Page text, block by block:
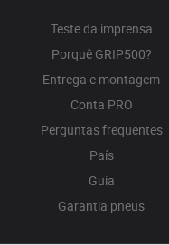
Teste da imprensa
Porquê GRIP500?
Entrega e montagem
Conta PRO
Perguntas frequentes
País
Guia
Garantia pneus